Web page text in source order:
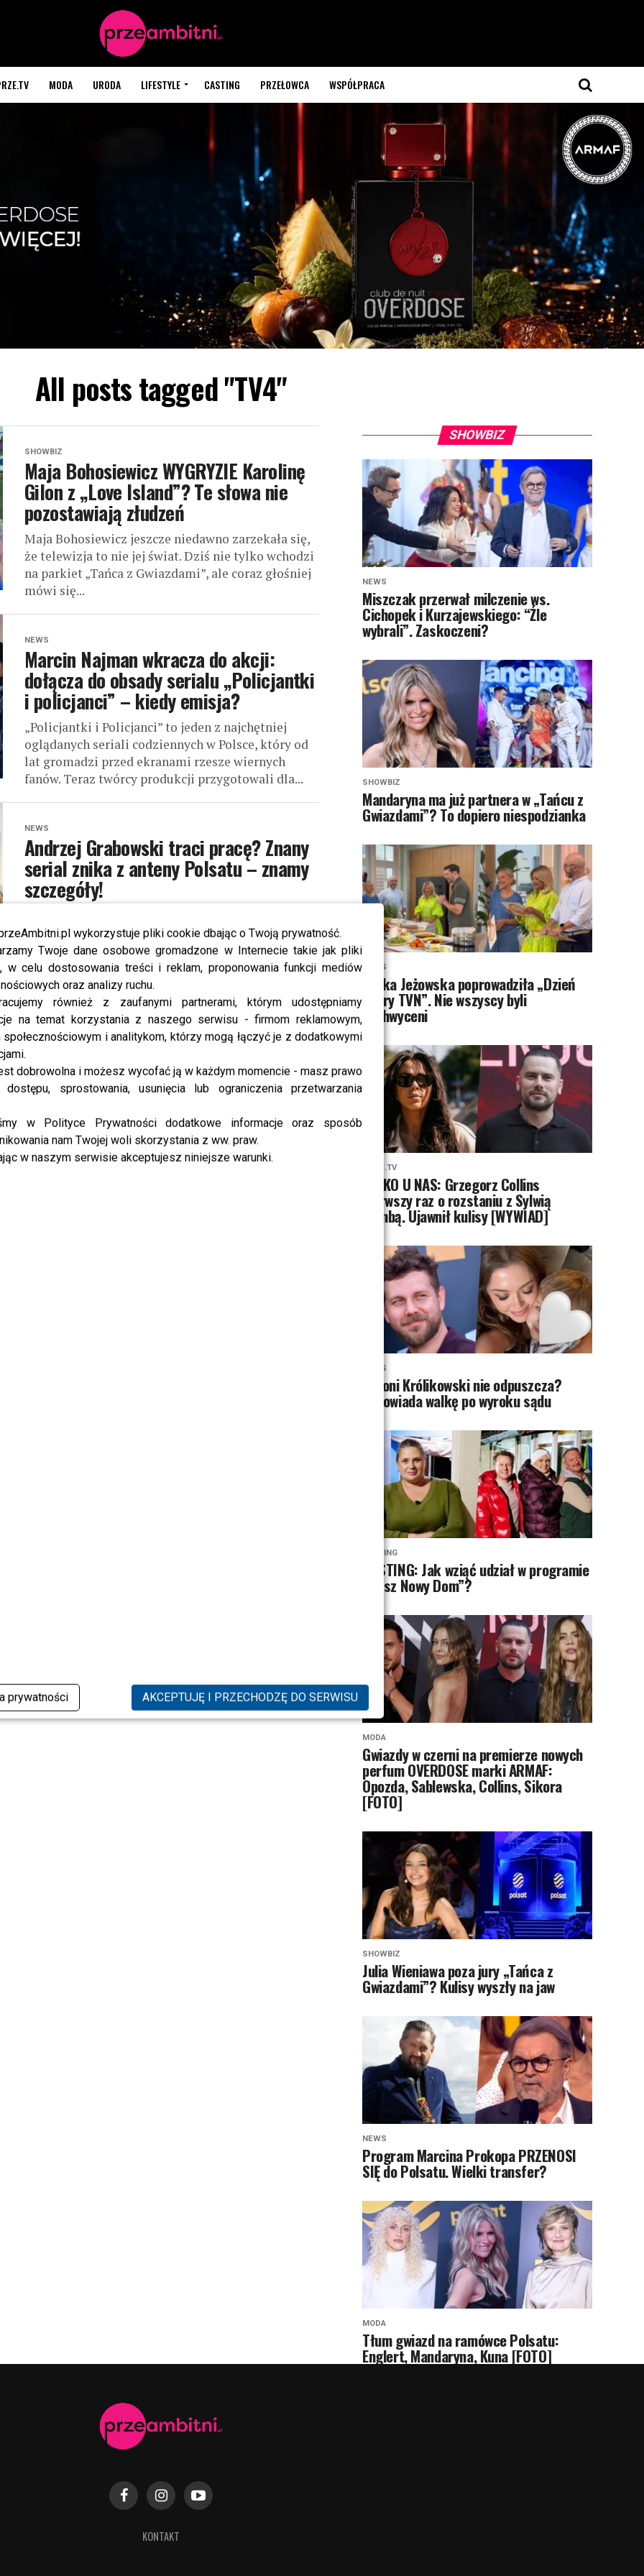
wykorzystuje pliki cookie dbając o Twoją prywatność.
Twoje dane osobowe gromadzone w Internecie takie jak pliki
w celu dostosowania treści i reklam, proponowania funkcji mediów
oraz analizy ruchu.
również z zaufanymi partnerami, którym udostępniamy
na temat korzystania z naszego serwisu - firmom reklamowym,
społecznościowym i analitykom, którzy mogą łączyć je z dodatkowymi
dobrowolna i możesz wycofać ją w każdym momencie - masz prawo
dostępu, sprostowania, usunięcia lub ograniczenia przetwarzania
w Polityce Prywatności dodatkowe informacje oraz sposób
nam Twojej woli skorzystania z ww. praw.
w naszym serwisie akceptujesz niniejsze warunki.
prywatności AKCEPTUJĘ I PRZECHODZĘ DO SERWISU
MODA URODA LIFESTYLE CASTING PRZEŁOWCA WSPÓŁPRACA
All posts tagged "TV4"
SHOWBIZ
Maja Bohosiewicz WYGRYZIE Karolinę
Gilon z „Love Island”? Te słowa nie
pozostawiają złudzeń
Maja Bohosiewicz jeszcze niedawno zarzekała się,
że telewizja to nie jej świat. Dziś nie tylko wchodzi
na parkiet „Tańca z Gwiazdami”, ale coraz głośniej
mówi się...
NEWS
Marcin Najman wkracza do akcji:
dołącza do obsady serialu „Policjantki
i policjanci” – kiedy emisja?
„Policjantki i Policjanci” to jeden z najchętniej
oglądanych seriali codziennych w Polsce, który od
lat gromadzi przed ekranami rzesze wiernych
fanów. Teraz twórcy produkcji przygotowali dla...
NEWS
Andrzej Grabowski traci pracę? Znany
serial znika z anteny Polsatu – znamy
szczegóły!
Andrzeja Grabowskiego? Stacja Polsat zaskakuje
widzów decyzją, która może wpłynąć na przyszłość
uwielbianego aktora. Co stanie się z jego...
NEWS
Ważą się losy kultowego programu
Polsatu – czy Karolina Gilon i “Love
Island” powrócą na antenę? Ujawniamy
szczegóły
Od pięciu lat „Love Island. Wyspa Miłości”
przyciągało przed telewizory tysiące widzów,
oferując emocje, dramaty i prawdziwe historie
SHOWBIZ
NEWS
Miszczak przerwał milczenie ws.
Cichopek i Kurzajewskiego: “Źle
wybrali”. Zaskoczeni?
SHOWBIZ
Mandaryna ma już partnera w „Tańcu z
Gwiazdami”? To dopiero niespodzianka
NEWS
Majka Jeżowska poprowadziła „Dzień
dobry TVN”. Nie wszyscy byli
zachwyceni
PRZE.TV
TYLKO U NAS: Grzegorz Collins
pierwszy raz o rozstaniu z Sylwią
Bombą. Ujawnił kulisy [WYWIAD]
NEWS
Antoni Królikowski nie odpuszcza?
Zapowiada walkę po wyroku sądu
CASTING
CASTING: Jak wziąć udział w programie
„Nasz Nowy Dom”?
MODA
Gwiazdy w czerni na premierze nowych
perfum OVERDOSE marki ARMAF:
Opozda, Sablewska, Collins, Sikora
[FOTO]
SHOWBIZ
Julia Wieniawa poza jury „Tańca z
Gwiazdami”? Kulisy wyszły na jaw
NEWS
Program Marcina Prokopa PRZENOSI
SIĘ do Polsatu. Wielki transfer?
MODA
Tłum gwiazd na ramówce Polsatu:
Englert, Mandaryna, Kuna [FOTO]
KONTAKT